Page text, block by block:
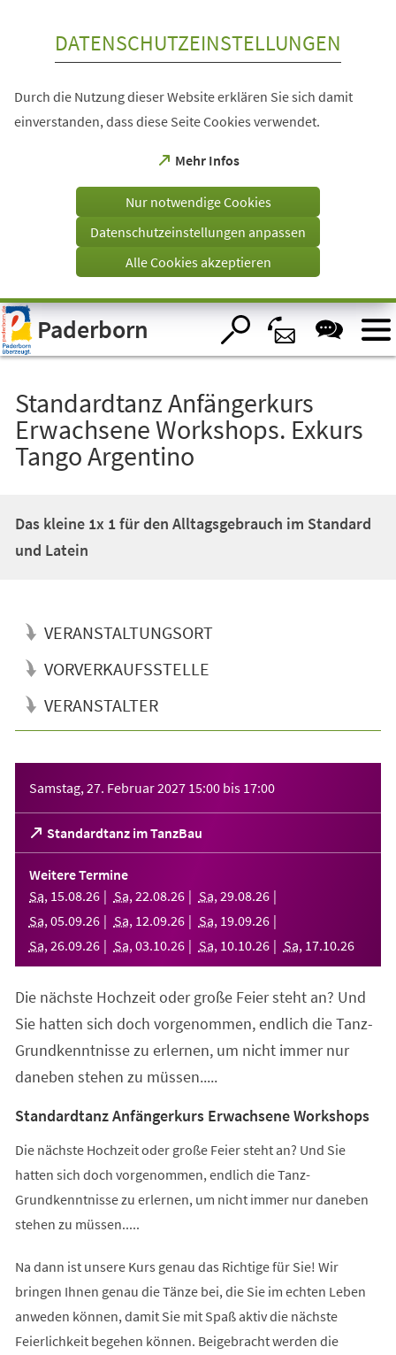
Visuelle
Assistenzsoftware
öffnen.
DATENSCHUTZEINSTELLUNGEN
Durch die Nutzung dieser Website erklären Sie sich damit
einverstanden, dass diese Seite Cookies verwendet.
Mehr Infos
(Öffnet
einem
Tab)
Nur notwendige Cookies
Datenschutzeinstellungen anpassen
Alle Cookies akzeptieren
Paderborn
Standardtanz Anfängerkurs
Erwachsene Workshops. Exkurs
Tango Argentino
Das kleine 1x 1 für den Alltagsgebrauch im Standard
und Latein
VERANSTALTUNGSORT
VORVERKAUFSSTELLE
VERANSTALTER
Samstag, 27. Februar 2027 15:00 bis 17:00
Standardtanz im TanzBau
(Öffnet
in
einem
neuen
Tab)
Weitere Termine
Sa, 15.08.26 Sa, 22.08.26 Sa, 29.08.26
Sa, 05.09.26 Sa, 12.09.26 Sa, 19.09.26
Sa, 26.09.26 Sa, 03.10.26 Sa, 10.10.26 Sa, 17.10.26
Die nächste Hochzeit oder große Feier steht an? Und
Sie hatten sich doch vorgenommen, endlich die Tanz-
Grundkenntnisse zu erlernen, um nicht immer nur
daneben stehen zu müssen.....
Standardtanz Anfängerkurs Erwachsene Workshops
Die nächste Hochzeit oder große Feier steht an? Und Sie
hatten sich doch vorgenommen, endlich die Tanz-
Grundkenntnisse zu erlernen, um nicht immer nur daneben
stehen zu müssen.....
Na dann ist unsere Kurs genau das Richtige für Sie! Wir
bringen Ihnen genau die Tänze bei, die Sie im echten Leben
anweden können, damit Sie mit Spaß aktiv die nächste
Feierlichkeit begehen können. Beigebracht werden die